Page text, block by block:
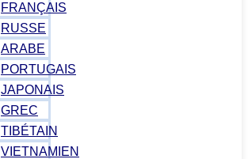
FRANÇAIS
RUSSE
ARABE
PORTUGAIS
JAPONAIS
GREC
TIBÉTAIN
VIETNAMIEN